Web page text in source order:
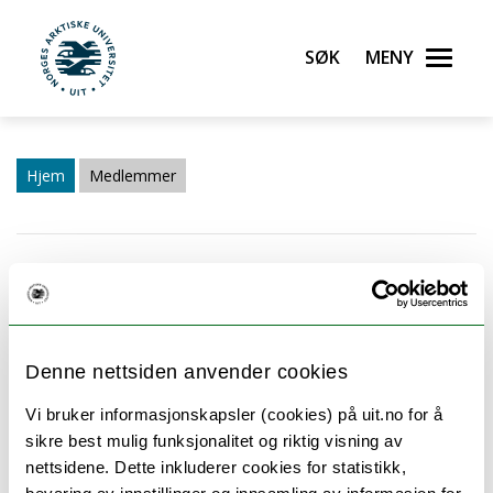
Denne nettsiden anvender cookies
Vi bruker informasjonskapsler (cookies) på uit.no for å
sikre best mulig funksjonalitet og riktig visning av
nettsidene. Dette inkluderer cookies for statistikk,
UiT Norges arktiske universitet
Søk Meny
Hjem Medlemmer
Statistikk og dataanalyse
statistiske metoder.
Statistikerne i gruppa samarbeider tett med den
tverrfaglige forskningsgruppa Modellering av
komplekse systemer, og med forskningsgrupper ved